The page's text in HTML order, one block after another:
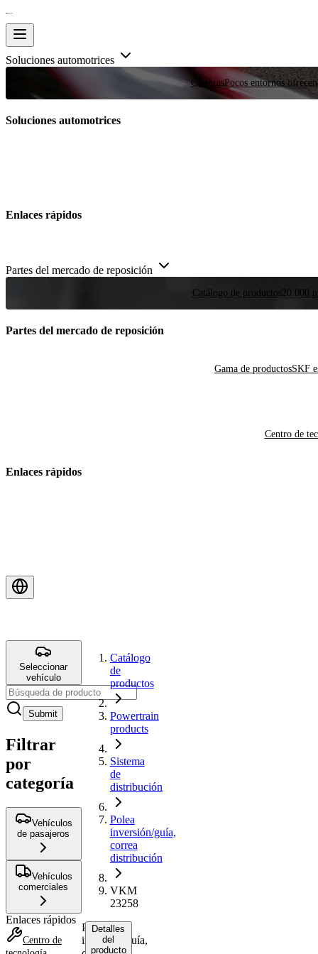
Soluciones automotrices
CarrerasPocos entornos
Soluciones automotrices
Enlaces rápidos
Partes del mercado de reposición
Catálogo de productos20 000
Partes del mercado de reposición
Gama de productosSKF
Centro de
Enlaces rápidos
Seleccionar
vehículo
Submit
Filtrar
por
categoría
Vehículos
de pasajeros
Vehículos
comerciales
Enlaces rápidos
Centro de
Catálogo
de
productos
Powertrain
products
Sistema
de
distribución
Polea
inversión/guía,
correa
distribución
VKM
23258
Polea
inversión/guía,
Detalles
del
producto